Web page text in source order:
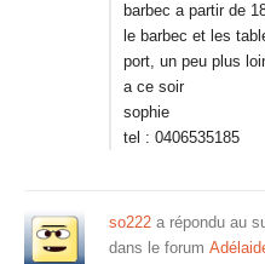
barbec a partir de
le barbec et les
port, un peu plus
a ce soir
sophie
tel : 0406535185
so222 a répondu au
dans le forum